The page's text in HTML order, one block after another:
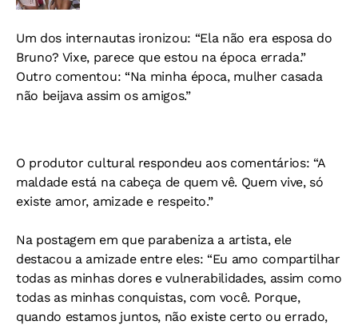
Um dos internautas ironizou: “Ela não era esposa do
Bruno? Vixe, parece que estou na época errada.”
Outro comentou: “Na minha época, mulher casada
não beijava assim os amigos.”
O produtor cultural respondeu aos comentários: “A
maldade está na cabeça de quem vê. Quem vive, só
existe amor, amizade e respeito.”
Na postagem em que parabeniza a artista, ele
destacou a amizade entre eles:“Eu amo compartilhar
todas as minhas dores e vulnerabilidades, assim como
todas as minhas conquistas, com você. Porque,
quando estamos juntos, não existe certo ou errado,